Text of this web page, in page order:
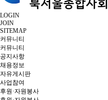
LOGIN
JOIN
SITEMAP
커뮤니티
커뮤니티
공지사항
채용정보
자유게시판
사업참여
후원·자원봉사